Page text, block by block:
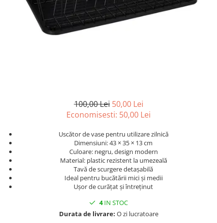
Sfoara si franghii
Suruburi, dibluri si accesorii
Mufe si conectori irigare
Panouri si elemente gard
Umbrele si pavilioane gradina
Pentru toaleta si wc
Pentru toate suprafetele
Solutii pentru suprafetele din lemn
100,00 Lei 50,00 Lei
Economisesti: 50,00 Lei
Uscător de vase pentru utilizare zilnică
Dimensiuni: 43 × 35 × 13 cm
Culoare: negru, design modern
Material: plastic rezistent la umezeală
Tavă de scurgere detașabilă
Ideal pentru bucătării mici și medii
Ușor de curățat și întreținut
4IN STOC
Durata de livrare: O zi lucratoare